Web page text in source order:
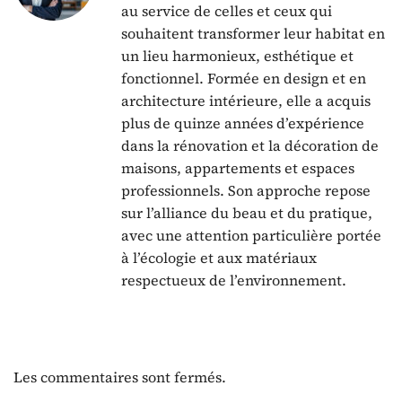
au service de celles et ceux qui
souhaitent transformer leur habitat en
un lieu harmonieux, esthétique et
fonctionnel. Formée en design et en
architecture intérieure, elle a acquis
plus de quinze années d’expérience
dans la rénovation et la décoration de
maisons, appartements et espaces
professionnels. Son approche repose
sur l’alliance du beau et du pratique,
avec une attention particulière portée
à l’écologie et aux matériaux
respectueux de l’environnement.
Les commentaires sont fermés.